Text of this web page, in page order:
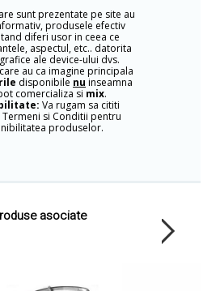
sunt prezentate pe site au
produsele efectiv
diferi usor in ceea ce
aspectul, etc.. datorita
ale device-ului dvs.
care au ca imagine principala
disponibile nu inseamna
comercializa si mix.
Va rugam sa cititi
Termeni si Conditii pentru
produselor.
asociate